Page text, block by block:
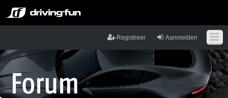
Aanmelden
Registreer